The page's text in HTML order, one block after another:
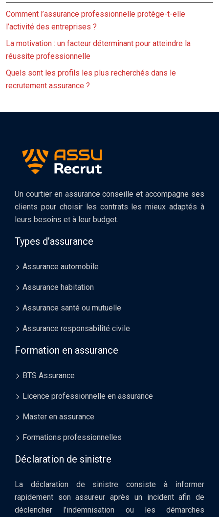
Comment l’assurance professionnelle protège-t-elle
l’activité des entreprises ?
La motivation : un facteur déterminant pour atteindre la
réussite professionnelle
Quels sont les profils les plus recherchés dans le
recrutement assurance ?
Un courtier en assurance conseille et accompagne ses
clients pour choisir les contrats les mieux adaptés à
leurs besoins et à leur budget.
Types d’assurance
Assurance automobile
Assurance habitation
Assurance santé ou mutuelle
Assurance responsabilité civile
Formation en assurance
BTS Assurance
Licence professionnelle en assurance
Master en assurance
Formations professionnelles
Déclaration de sinistre
La déclaration de sinistre consiste à informer
rapidement son assureur après un incident afin de
déclencher l’indemnisation ou les démarches